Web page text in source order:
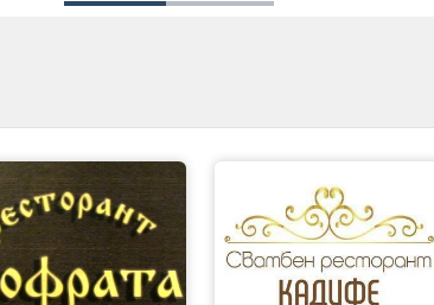
Пловдив